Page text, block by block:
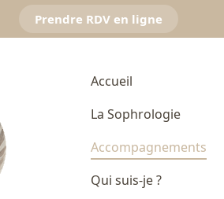
Prendre RDV en ligne
Accueil
La Sophrologie
Accompagnements
Qui suis-je ?